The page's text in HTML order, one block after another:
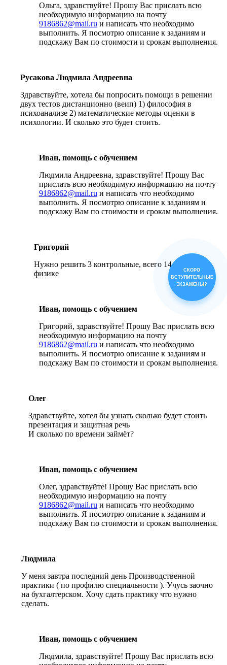
Ольга, здравствуйте! Прошу Вас прислать всю
необходимую информацию на почту
9186862@mail.ru и написать что необходимо
выполнить. Я посмотрю описание к заданиям и
подскажу Вам по стоимости и срокам выполнения.
Русакова Людмила Андреевна
Здравствуйте, хотела бы попросить помощи в решении
двух тестов дистанционно (веип) 1) философия в
психоанализе 2) математические методы оценки в
психологии. И сколько это будет стоить.
Иван, помощь с обучением
Людмила Андреевна, здравствуйте! Прошу Вас
прислать всю необходимую информацию на почту
9186862@mail.ru и написать что необходимо
выполнить. Я посмотрю описание к заданиям и
подскажу Вам по стоимости и срокам выполнения.
Григорий
Нужно решить 3 контрольные, всего 14 задач по
физике
Иван, помощь с обучением
Григорий, здравствуйте! Прошу Вас прислать всю
необходимую информацию на почту
9186862@mail.ru и написать что необходимо
выполнить. Я посмотрю описание к заданиям и
подскажу Вам по стоимости и срокам выполнения.
Олег
Здравствуйте, хотел бы узнать сколько будет стоить
презентация и защитная речь
И сколько по времени займёт?
Иван, помощь с обучением
Олег, здравствуйте! Прошу Вас прислать всю
необходимую информацию на почту
9186862@mail.ru и написать что необходимо
выполнить. Я посмотрю описание к заданиям и
подскажу Вам по стоимости и срокам выполнения.
Людмила
У меня завтра последний день Производственной
практики ( по профилю специальности ). Учусь заочно
на бухгалтерском. Хочу сдать практику что нужно
сделать.
Иван, помощь с обучением
Людмила, здравствуйте! Прошу Вас прислать всю
СКОРО
ВСТУПИТЕЛЬНЫЕ
ЭКЗАМЕНЫ?